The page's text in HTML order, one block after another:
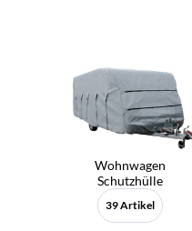
Wohnwagen
Schutzhülle
39 Artikel